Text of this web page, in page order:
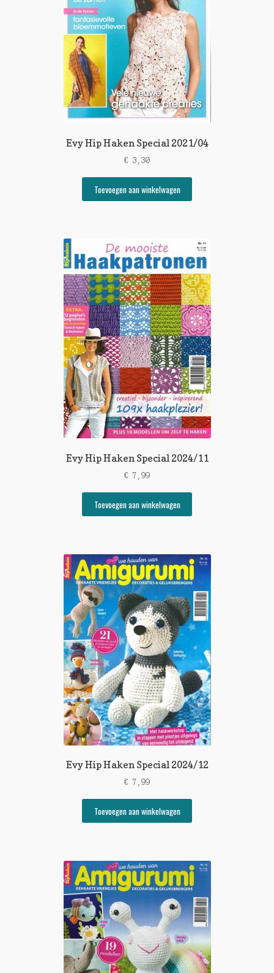
Evy Hip Haken Special 2021/04
€ 3,30
Toevoegen aan winkelwagen
Evy Hip Haken Special 2024/11
€ 7,99
Toevoegen aan winkelwagen
Evy Hip Haken Special 2024/12
€ 7,99
Toevoegen aan winkelwagen